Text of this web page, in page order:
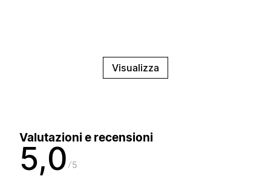
Visualizza
Valutazioni e recensioni
5,0 5